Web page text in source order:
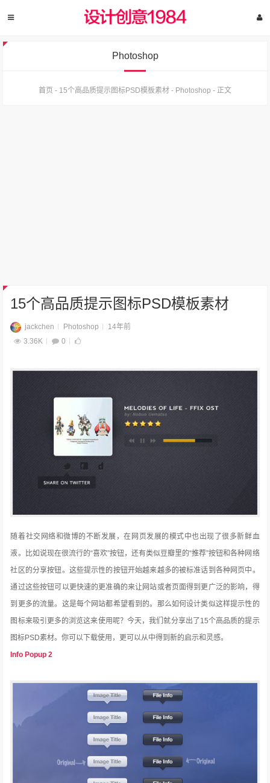
Photoshop
首页 - 15个高品质提示图标PSD模板素材 - Photoshop - 正文
15个高品质提示图标PSD模板素材
jackchen Photoshop
14年前
3.36K
0
随着社交网络和微博的不断发展，在网页发展的模式中也出现了很多新鲜血
液。比如说现在很流行的“喜欢”按钮，还有类似豆瓣里的“推荐”按钮和各种网络
社区的分享按钮。这些提示性的按钮开始越来越多的被标准话到各种网页中。
通过这些按钮可以更快速的更准确的来让网站或者页面得到更广泛的影响，得
到更多的流量。这是每个网站都希望看到的。那么如何设计类似这样提示性的
图标来吸引更多的浏览这来使用呢？今天，我们就分享出了15个高品质的提示
图标PSD素材。你可以下载使用，更可以从中得到新的启示和灵感。
Info Popup 2